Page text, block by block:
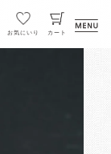
お気にいり カート